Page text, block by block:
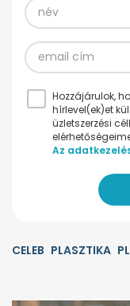
Hozzájárulok,
hírlevel(ek)et
üzletszerzési
Az
CELEB PLASZTIKA